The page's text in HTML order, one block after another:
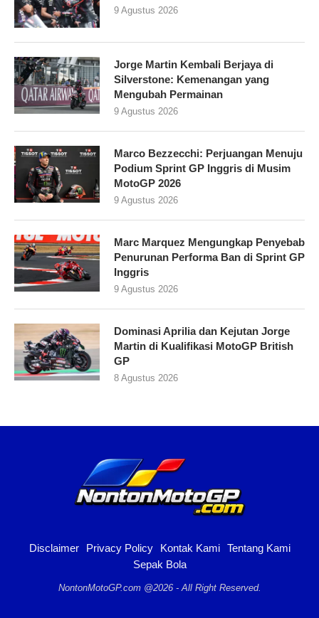
9 Agustus 2026
Jorge Martin Kembali Berjaya di
Silverstone: Kemenangan yang
Mengubah Permainan
9 Agustus 2026
Marco Bezzecchi: Perjuangan Menuju
Podium Sprint GP Inggris di Musim
MotoGP 2026
9 Agustus 2026
Marc Marquez Mengungkap Penyebab
Penurunan Performa Ban di Sprint GP
Inggris
9 Agustus 2026
Dominasi Aprilia dan Kejutan Jorge
Martin di Kualifikasi MotoGP British
GP
8 Agustus 2026
Disclaimer Privacy Policy Kontak Kami
Tentang Kami
Sepak Bola
NontonMotoGP.com @2026 - All Right Reserved.